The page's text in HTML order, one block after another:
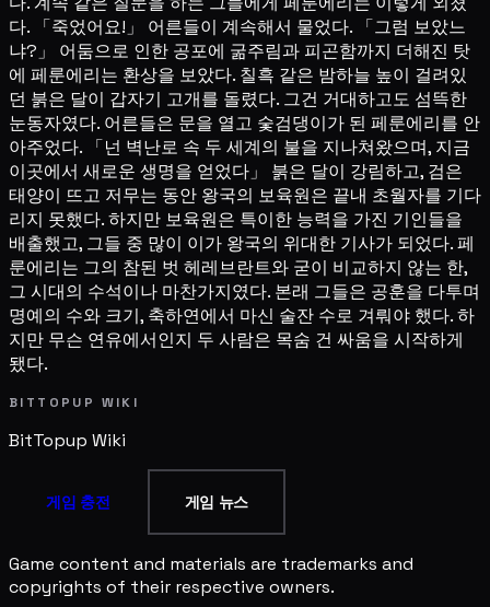
다. 「죽었어요!」 어른들이 계속해서 물었다. 「그럼 보았느
냐?」 어둠으로 인한 공포에 굶주림과 피곤함까지 더해진 탓
에 페룬에리는 환상을 보았다. 칠흑 같은 밤하늘 높이 걸려있
던 붉은 달이 갑자기 고개를 돌렸다. 그건 거대하고도 섬뜩한
눈동자였다. 어른들은 문을 열고 숯검댕이가 된 페룬에리를 안
아주었다. 「넌 벽난로 속 두 세계의 불을 지나쳐왔으며, 지금
이곳에서 새로운 생명을 얻었다」 붉은 달이 강림하고, 검은
태양이 뜨고 저무는 동안 왕국의 보육원은 끝내 초월자를 기다
리지 못했다. 하지만 보육원은 특이한 능력을 가진 기인들을
배출했고, 그들 중 많이 이가 왕국의 위대한 기사가 되었다. 페
룬에리는 그의 참된 벗 헤레브란트와 굳이 비교하지 않는 한,
그 시대의 수석이나 마찬가지였다. 본래 그들은 공훈을 다투며
명예의 수와 크기, 축하연에서 마신 술잔 수로 겨뤄야 했다. 하
지만 무슨 연유에서인지 두 사람은 목숨 건 싸움을 시작하게
됐다.
BITTOPUP WIKI
BitTopup Wiki
게임 충전 게임 뉴스
Game content and materials are trademarks and
copyrights of their respective owners.